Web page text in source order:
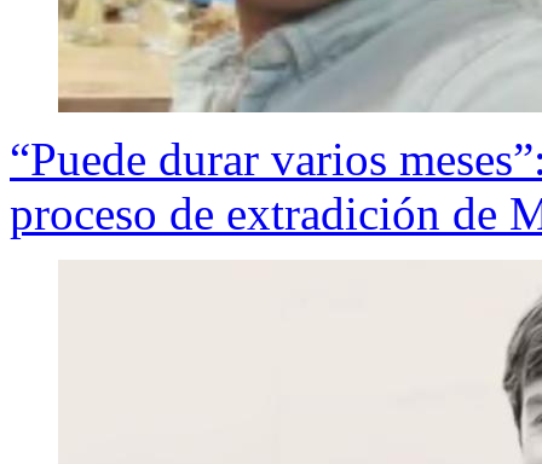
“Puede durar varios
proceso de extradición de